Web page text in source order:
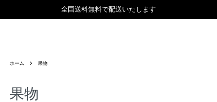
全国送料無料で配送いたします
ホーム 果物
果物